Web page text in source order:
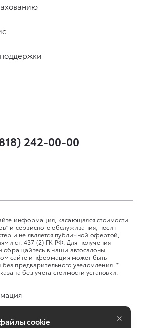
242-00-00
информация, касающаяся стоимости
и сервисного обслуживания, носит
и не является публичной офертой,
ст. 437 (2) ГК РФ. Для получения
в наши автосалоны.
сайте информация может быть
предварительного уведомления. *
без учета стоимости установки.
cookie ×